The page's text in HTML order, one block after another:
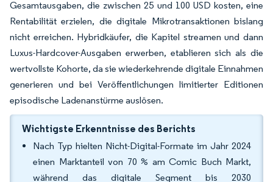
Gesamtausgaben, die zwischen 25 und 100 USD kosten, eine
Rentabilität erzielen, die digitale Mikrotransaktionen bislang
nicht erreichen. Hybridkäufer, die Kapitel streamen und dann
Luxus-Hardcover-Ausgaben erwerben, etablieren sich als die
wertvollste Kohorte, da sie wiederkehrende digitale Einnahmen
generieren und bei Veröffentlichungen limitierter Editionen
episodische Ladenanstürme auslösen.
Wichtigste Erkenntnisse des Berichts
Nach Typ hielten Nicht-Digital-Formate im Jahr 2024
einen Marktanteil von 70 % am Comic Buch Markt,
während das digitale Segment bis 2030